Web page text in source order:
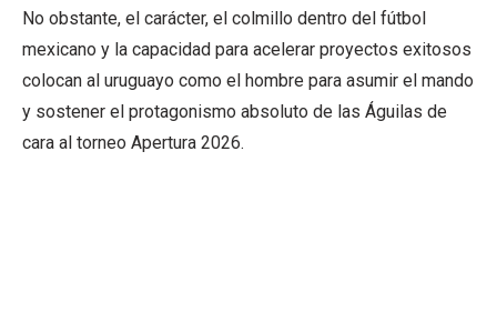
No obstante, el carácter, el colmillo dentro del fútbol
mexicano y la capacidad para acelerar proyectos exitosos
colocan al uruguayo como el hombre para asumir el mando
y sostener el protagonismo absoluto de las Águilas de
cara al torneo Apertura 2026.